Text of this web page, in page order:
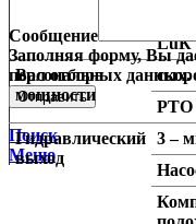
Сообщение
Заполняя форму, Вы
персональных данных.
Поиск
Меню
LuК
Вал отбора
мощности
РТО
Гидравлический
выход
3 –